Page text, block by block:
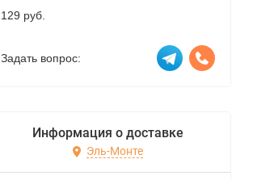
129 руб.
Задать вопрос:
Информация о доставке
Эль-Монте